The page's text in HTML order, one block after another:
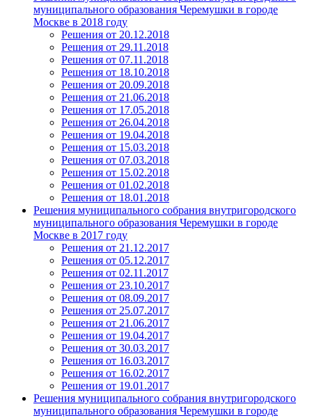
муниципального образования Черемушки в городе
Москве в 2018 году
Решения от 20.12.2018
Решения от 29.11.2018
Решения от 07.11.2018
Решения от 18.10.2018
Решения от 20.09.2018
Решения от 21.06.2018
Решения от 17.05.2018
Решения от 26.04.2018
Решения от 19.04.2018
Решения от 15.03.2018
Решения от 07.03.2018
Решения от 15.02.2018
Решения от 01.02.2018
Решения от 18.01.2018
Решения муниципального собрания внутригородского
муниципального образования Черемушки в городе
Москве в 2017 году
Решения от 21.12.2017
Решения от 05.12.2017
Решения от 02.11.2017
Решения от 23.10.2017
Решения от 08.09.2017
Решения от 25.07.2017
Решения от 21.06.2017
Решения от 19.04.2017
Решения от 30.03.2017
Решения от 16.03.2017
Решения от 16.02.2017
Решения от 19.01.2017
Решения муниципального собрания внутригородского
муниципального образования Черемушки в городе